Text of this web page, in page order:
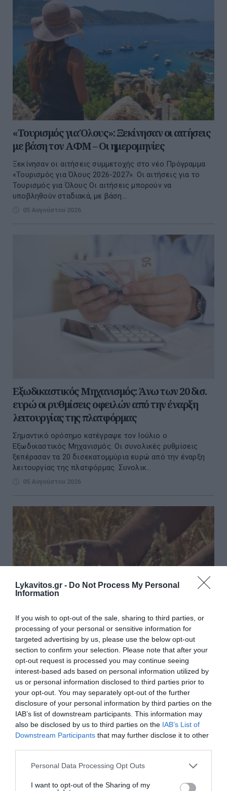
Lykavitos.gr - Do Not Process My Personal
Information
If you wish to opt-out of the sale, sharing to third parties, or
processing of your personal or sensitive information for
targeted advertising by us, please use the below opt-out
section to confirm your selection. Please note that after your
opt-out request is processed you may continue seeing
interest-based ads based on personal information utilized by
us or personal information disclosed to third parties prior to
your opt-out. You may separately opt-out of the further
disclosure of your personal information by third parties on the
IAB’s list of downstream participants. This information may
also be disclosed by us to third parties on the IAB’s List of
Downstream Participants that may further disclose it to other
Please note that this website/app uses one or more Google
not limited to your visit or usage behaviour. You may click to
Personal Data Processing Opt Outs
I want to opt-out of the Sharing of my
«Τουρισμός για Όλους»: Ξεκίνησαν οι αιτήσεις
με βάση τον ΑΦΜ – Οι ημερομηνίες
Ξεκίνησαν οι αιτήσεις συμμετοχής στο νέο Πρόγραμμα
«Τουρισμός για Όλους 2026-2027». Οι αιτήσεις για το
Τουρισμός για Όλους Οι αιτήσεις μπορούν να
υποβληθούν σταδιακά, με βάση...
05 Αυγούστου 2026
Εξωδικαστικός Μηχανισμός: Άνω των 20 δισ.
ευρώ οι ρυθμίσεις οφειλών από την έναρξη
λειτουργίας της πλατφόρμας
Σημαντικό ορόσημο κατέγραψε τον Ιούλιο ο
Εξωδικαστικός Μηχανισμός. Οι συνολικές ρυθμίσεις
ξεπέρασαν τα 20 δισεκατομμύρια ευρώ από την έναρξη
λειτουργίας της πλατφόρμας. Συνολικ...
05 Αυγούστου 2026
Ποιες αλλαγές φέρνει στη διακίνηση
αγροτικών προϊόντων το ψηφιακό δελτίο
αποστολής
Πρόσθετες οδηγίες σχετικά με την ψηφιακή έκδοση των
παραστατικών διακίνησης αποθεμάτων και τη διαβίβασή
τους στην πλατφόρμα myDATA εξέδωσε η Ανεξάρτητη
Αρχή Δημοσίων Εσόδων με νέα ...
04 Αυγούστου 2026